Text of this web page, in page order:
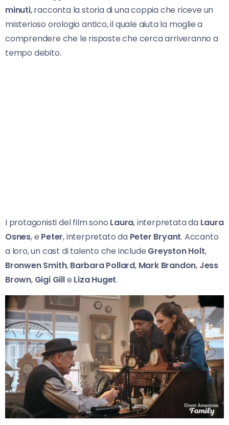
minuti, racconta la storia di una coppia che riceve un
misterioso orologio antico, il quale aiuta la moglie a
comprendere che le risposte che cerca arriveranno a
tempo debito.
I protagonisti del film sono Laura, interpretata da Laura
Osnes, e Peter, interpretato da Peter Bryant. Accanto
a loro, un cast di talento che include Greyston Holt,
Bronwen Smith, Barbara Pollard, Mark Brandon, Jess
Brown, Gigi Gille Liza Huget.